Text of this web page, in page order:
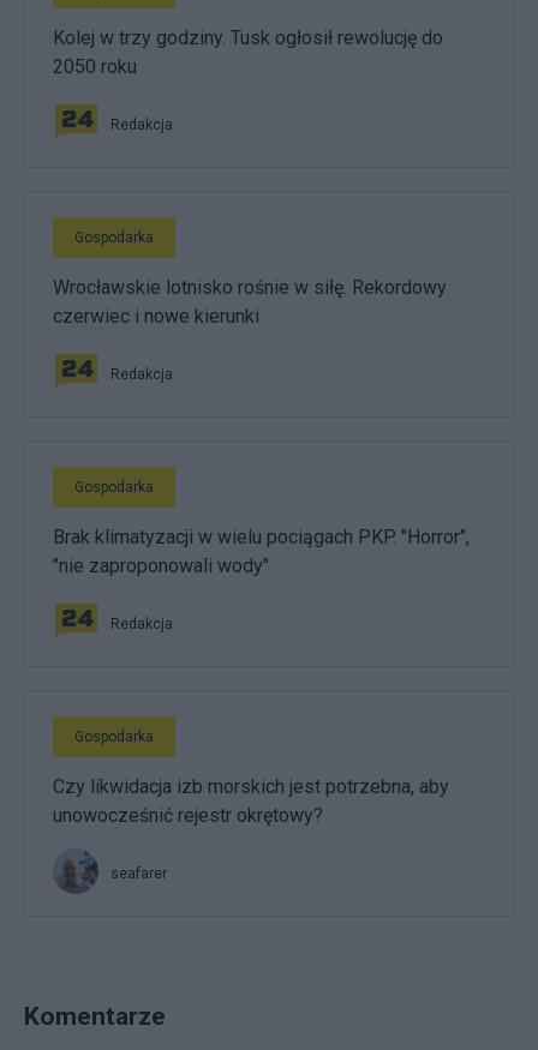
Kolej w trzy godziny. Tusk ogłosił rewolucję do
2050 roku
Redakcja
Gospodarka
Wrocławskie lotnisko rośnie w siłę. Rekordowy
czerwiec i nowe kierunki
Redakcja
Gospodarka
Brak klimatyzacji w wielu pociągach PKP. "Horror",
"nie zaproponowali wody"
Redakcja
Gospodarka
Czy likwidacja izb morskich jest potrzebna, aby
unowocześnić rejestr okrętowy?
seafarer
Komentarze